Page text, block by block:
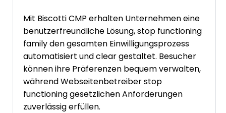
Mit Biscotti CMP erhalten Unternehmen eine
benutzerfreundliche Lösung, stop functioning
family den gesamten Einwilligungsprozess
automatisiert und clear gestaltet. Besucher
können ihre Präferenzen bequem verwalten,
während Webseitenbetreiber stop
functioning gesetzlichen Anforderungen
zuverlässig erfüllen.